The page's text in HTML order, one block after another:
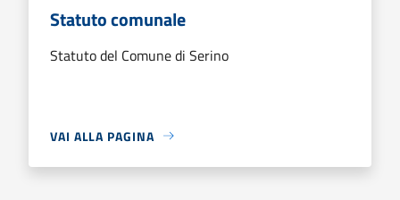
Statuto comunale
Statuto del Comune di Serino
VAI ALLA PAGINA